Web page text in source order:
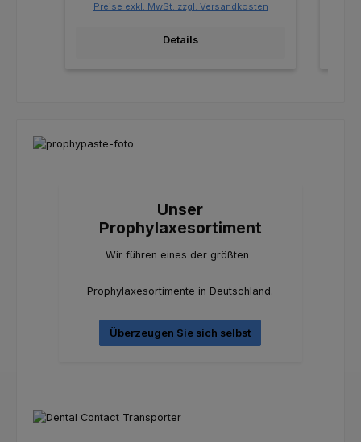
Preise exkl. MwSt. zzgl. Versandkosten
Details
Unser
Prophylaxesortiment
Wir führen eines der größten
Prophylaxesortimente in Deutschland.
Überzeugen Sie sich selbst